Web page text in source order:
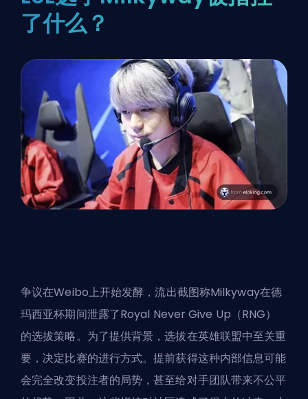
了什么？
争议在Weibo上开始发酵，流出截图称Milkyway在德
玛西亚杯期间泄露了Royal Never Give Up（RNG）
的选拔策略。为了提供背景，选拔在英雄联盟中至关重
要，决定比赛的进行方式。提前获得这种内部信息可能
会完全改变投注者的局势，甚至给对手团队带来不公平